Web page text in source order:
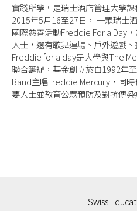
實踐所學，是瑞士酒店管理大學課
2015年5月16至27日， 一眾瑞士
國際慈善活動Freddie For a Day
人士，還有歌舞連場、戶外遊戲、
Freddie for a day是大學與The
聯合籌辦，基金創立於自1992年
Band主唱Freddie Mercury，同
要人士並教育公眾預防及對抗傳染
Swiss